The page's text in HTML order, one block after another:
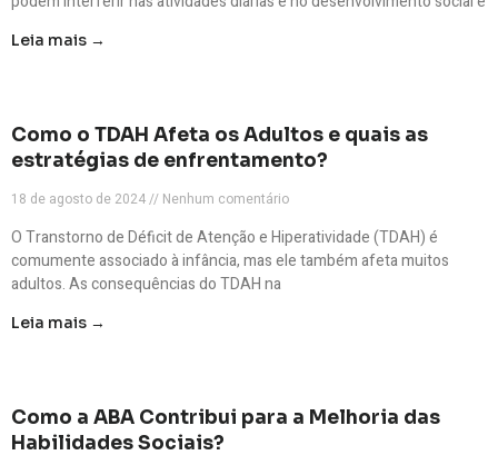
Leia mais →
Como o TDAH Afeta os Adultos e quais as
estratégias de enfrentamento?
18 de agosto de 2024 Nenhum comentário
O Transtorno de Déficit de Atenção e Hiperatividade (TDAH) é
comumente associado à infância, mas ele também afeta muitos
adultos. As consequências do TDAH na
Leia mais →
Como a ABA Contribui para a Melhoria das
Habilidades Sociais?